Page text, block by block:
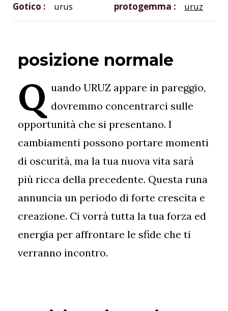
Gotico urus protogemma uruz
posizione normale
Q uando URUZ appare in pareggio,
dovremmo concentrarci sulle
opportunità che si presentano. I
cambiamenti possono portare momenti
di oscurità, ma la tua nuova vita sarà
più ricca della precedente. Questa runa
annuncia un periodo di forte crescita e
creazione. Ci vorrà tutta la tua forza ed
energia per affrontare le sfide che ti
verranno incontro.